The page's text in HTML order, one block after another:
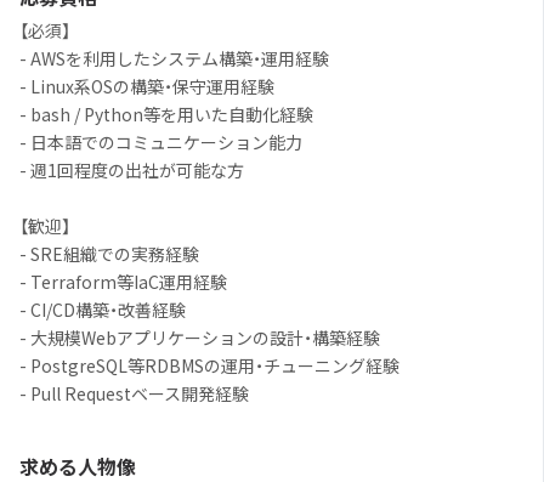
【必須】
- AWSを利用したシステム構築・運用経験
- Linux系OSの構築・保守運用経験
- bash / Python等を用いた自動化経験
- 日本語でのコミュニケーション能力
- 週1回程度の出社が可能な方
【歓迎】
- SRE組織での実務経験
- Terraform等IaC運用経験
- CI/CD構築・改善経験
- 大規模Webアプリケーションの設計・構築経験
- PostgreSQL等RDBMSの運用・チューニング経験
- Pull Requestベース開発経験
求める人物像